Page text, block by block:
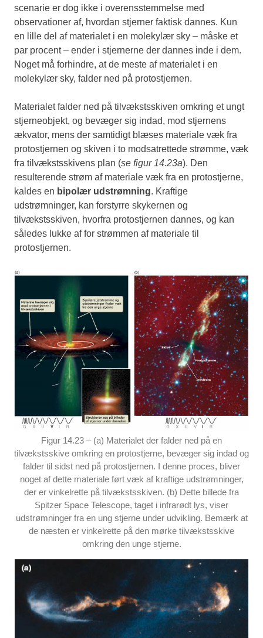
scenarie er dog ikke i overensstemmelse med
observationer af, hvordan stjerner faktisk dannes. Kun
en lille del af materialet i en molekylær sky – måske et
par procent – ender i stjernerne der dannes inde i dem.
Noget må forhindre, at de meste af materialet i en
molekylær sky, falder ned på protostjernen.
Materialet falder ned på tilvækstsskiven omkring et ungt
stjerneobjekt, og bevæger sig indad, mod stjernens
ækvator, mens der samtidigt blæses materiale væk fra
protostjernen og skiven i to modsatrettede strømme, væk
fra tilvækstsskivens plan (se figur 14.23a). Den
resulterende strøm af materiale væk fra en protostjerne,
kaldes en bipolær udstrømning. Kraftige
udstrømninger, kan forstyrre skykernen og
tilvækstsskiven, hvorfra protostjernen dannes, og kan
således lukke af for strømmen af materiale til
protostjernen.
Figur 14.23 – (a) Materialet der falder ned på en
tilvækstsskive omkring en protostjerne, bevæger sig indad og
falder til sidst ned på protostjernen. I denne proces, bliver
noget af dette materiale ført væk af kraftige udstrømninger,
der er vinkelrette på tilvækstsskiven. (b) Dette billede fra
Spitzer Space Telescope, taget i infrarødt lys, viser
udstrømninger fra en ung stjerne under udvikling. Bemærk at
de næsten er vinkelrette på den mørke tilvækstsskive
omkring den unge stjerne.